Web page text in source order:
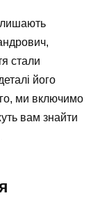
стали
його
ми включимо
вам знайти